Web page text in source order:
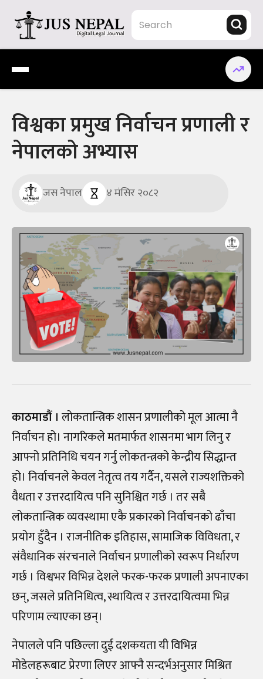
content
Jus Nepal | www.jusnepal.com
Digital Legal Journal
विश्वका प्रमुख निर्वाचन प्रणाली र
नेपालको अभ्यास
जस नेपाल ४ मंसिर २०८२
काठमाडौं । लोकतान्त्रिक शासन प्रणालीको मूल आत्मा नै
निर्वाचन हो। नागरिकले मतमार्फत शासनमा भाग लिनु र
आफ्नो प्रतिनिधि चयन गर्नु लोकतन्त्रको केन्द्रीय सिद्धान्त
हो। निर्वाचनले केवल नेतृत्व तय गर्दैन, यसले राज्यशक्तिको
वैधता र उत्तरदायित्व पनि सुनिश्चित गर्छ । तर सबै
लोकतान्त्रिक व्यवस्थामा एकै प्रकारको निर्वाचनको ढाँचा
प्रयोग हुँदैन । राजनीतिक इतिहास, सामाजिक विविधता, र
संवैधानिक संरचनाले निर्वाचन प्रणालीको स्वरूप निर्धारण
गर्छ । विश्वभर विभिन्न देशले फरक-फरक प्रणाली अपनाएका
छन्, जसले प्रतिनिधित्व, स्थायित्व र उत्तरदायित्वमा भिन्न
परिणाम ल्याएका छन्।
नेपालले पनि पछिल्ला दुई दशकयता यी विभिन्न
मोडेलहरूबाट प्रेरणा लिएर आफ्नै सन्दर्भअनुसार मिश्रित